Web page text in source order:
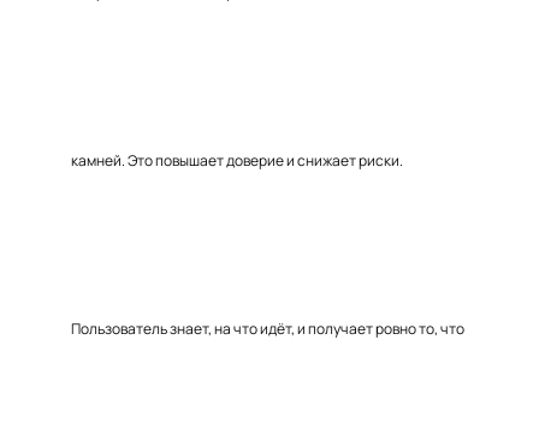
камней. Это повышает доверие и снижает риски.
Пользователь знает, на что идёт, и получает ровно то, что